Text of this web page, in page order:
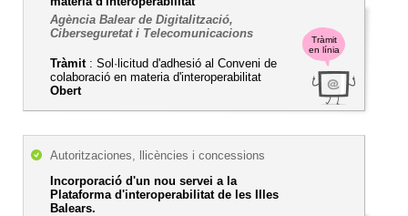
Tràmit
en línia
Agència Balear de Digitalització,
Ciberseguretat i Telecomunicacions
Tràmit: Sol·licitud d'adhesió al Conveni de
colaboració en materia d'interoperabilitat
Obert
Autoritzaciones, llicències i concessions
Incorporació d'un nou servei a la
Plataforma d'interoperabilitat de les Illes
Balears.